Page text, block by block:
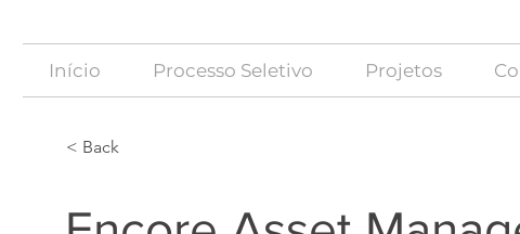
Início Processo Seletivo Projetos
< Back